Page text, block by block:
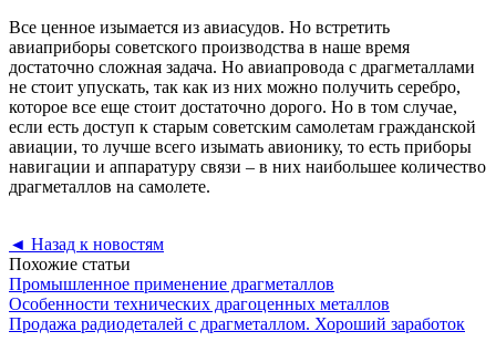
Все ценное изымается из авиасудов. Но встретить
авиаприборы советского производства в наше время
достаточно сложная задача. Но авиапровода с драгметаллами
не стоит упускать, так как из них можно получить серебро,
которое все еще стоит достаточно дорого. Но в том случае,
если есть доступ к старым советским самолетам гражданской
авиации, то лучше всего изымать авионику, то есть приборы
навигации и аппаратуру связи – в них наибольшее количество
драгметаллов на самолете.
◄ Назад к новостям
Похожие статьи
Промышленное применение драгметаллов
Особенности технических драгоценных металлов
Продажа радиодеталей с драгметаллом. Хороший заработок